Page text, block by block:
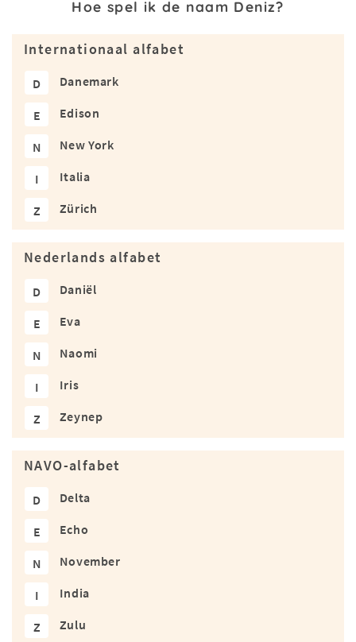
Hoe spel ik de naam Deniz?
Internationaal alfabet
D Danemark
E Edison
N New York
I Italia
Z Zürich
Nederlands alfabet
D Daniël
E Eva
N Naomi
I Iris
Z Zeynep
NAVO-alfabet
D Delta
E Echo
N November
I India
Z Zulu